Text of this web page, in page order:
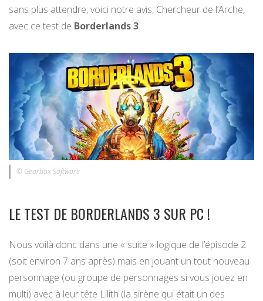
sans plus attendre, voici notre avis, Chercheur de l’Arche,
avec ce test de Borderlands 3.
© Gearbox Software
LE TEST DE BORDERLANDS 3 SUR PC !
Nous voilà donc dans une « suite » logique de l’épisode 2
(soit environ 7 ans après) mais en jouant un tout nouveau
personnage (ou groupe de personnages si vous jouez en
multi) avec à leur tête Lilith (la sirène qui était un des